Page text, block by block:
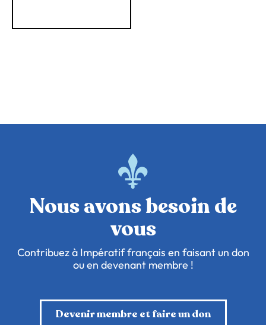
Nous avons besoin de
vous
Contribuez à Impératif français en faisant un don
ou en devenant membre !
Devenir membre et faire un don